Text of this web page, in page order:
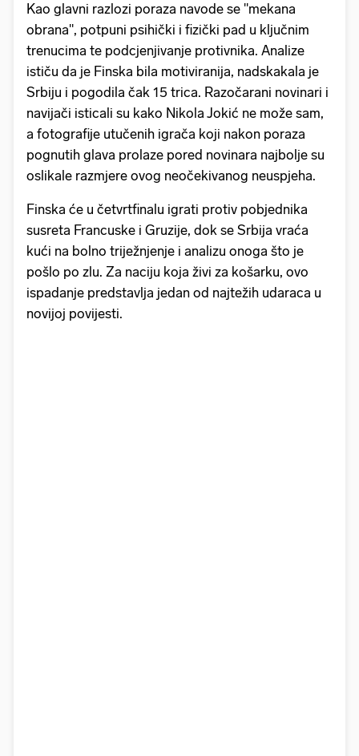
Kao glavni razlozi poraza navode se "mekana
obrana", potpuni psihički i fizički pad u ključnim
trenucima te podcjenjivanje protivnika. Analize
ističu da je Finska bila motiviranija, nadskakala je
Srbiju i pogodila čak 15 trica. Razočarani novinari i
navijači isticali su kako Nikola Jokić ne može sam,
a fotografije utučenih igrača koji nakon poraza
pognutih glava prolaze pored novinara najbolje su
oslikale razmjere ovog neočekivanog neuspjeha.
Finska će u četvrtfinalu igrati protiv pobjednika
susreta Francuske i Gruzije, dok se Srbija vraća
kući na bolno triježnjenje i analizu onoga što je
pošlo po zlu. Za naciju koja živi za košarku, ovo
ispadanje predstavlja jedan od najtežih udaraca u
novijoj povijesti.